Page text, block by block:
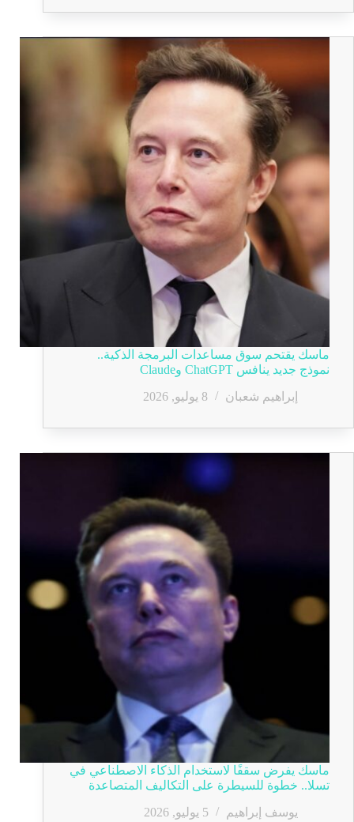
ماسك يقتحم سوق مساعدات البرمجة الذكية..
نموذج جديد ينافس ChatGPT وClaude
إبراهيم شعبان
8 يوليو, 2026
ماسك يفرض سقفًا لاستخدام الذكاء الاصطناعي في
تسلا.. خطوة للسيطرة على التكاليف المتصاعدة
يوسف إبراهيم
5 يوليو, 2026